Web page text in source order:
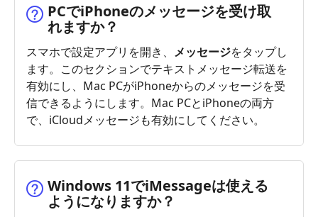
PCでiPhoneのメッセージを受け取
れますか？
スマホで設定アプリを開き、 メッセージをタップし
ます。このセクションでテキストメッセージ転送を
有効にし、Mac PCがiPhoneからのメッセージを受
信できるようにします。Mac PCとiPhoneの両方
で、iCloudメッセージも有効にしてください。
Windows 11でiMessageは使える
ようになりますか？